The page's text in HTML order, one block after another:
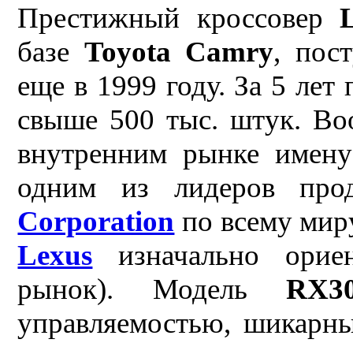
Престижный кроссовер
базе Toyota Camry,
еще в 1999 году. За 5
свыше 500 тыс. штук.
внутренним рынке
одним из лидеров
Corporation по всему
Lexus изначально
рынок). Модель
управляемостью,